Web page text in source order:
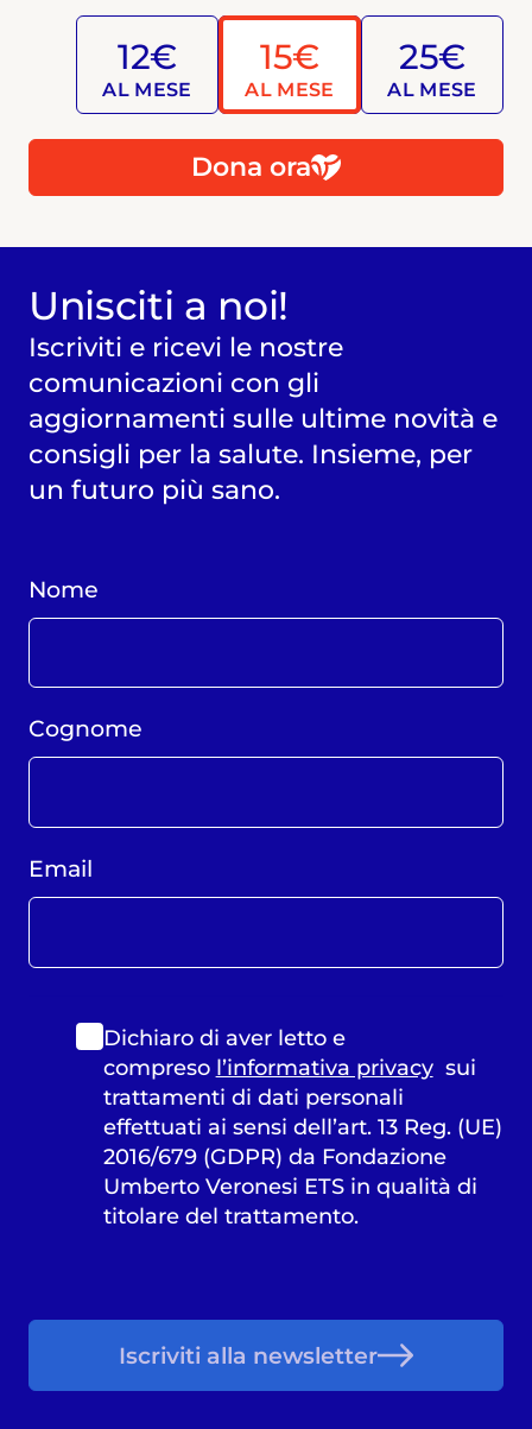
12€
AL MESE
15€
AL MESE
25€
AL MESE
Dona ora
Unisciti a noi!
Iscriviti e ricevi le nostre
comunicazioni con gli
aggiornamenti sulle ultime novità e
consigli per la salute. Insieme, per
un futuro più sano.
Nome
Cognome
Email
Dichiaro di aver letto e
compreso l’informativa privacysui
trattamenti di dati personali
effettuati ai sensi dell’art. 13 Reg. (UE)
2016/679 (GDPR) da Fondazione
Umberto Veronesi ETS in qualità di
titolare del trattamento.
Iscriviti alla newsletter